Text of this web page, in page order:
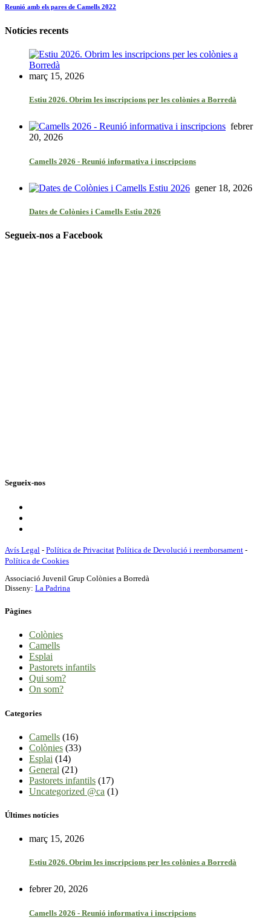
Reunió amb els pares de Camells 2022
Notícies recents
març 15, 2026
Estiu 2026. Obrim les inscripcions per les colònies a Borredà
febrer
20, 2026
Camells 2026 - Reunió informativa i inscripcions
gener 18, 2026
Dates de Colònies i Camells Estiu 2026
Segueix-nos a Facebook
Segueix-nos
Avís Legal - Política de Privacitat Política de Devolució i reemborsament -
Política de Cookies
Associació Juvenil Grup Colònies a Borredà
Disseny: La Padrina
Pàgines
Colònies
Camells
Esplai
Pastorets infantils
Qui som?
On som?
Categories
Camells (16)
Colònies (33)
Esplai (14)
General (21)
Pastorets infantils (17)
Uncategorized @ca (1)
Últimes notícies
març 15, 2026
Estiu 2026. Obrim les inscripcions per les colònies a Borredà
febrer 20, 2026
Camells 2026 - Reunió informativa i inscripcions